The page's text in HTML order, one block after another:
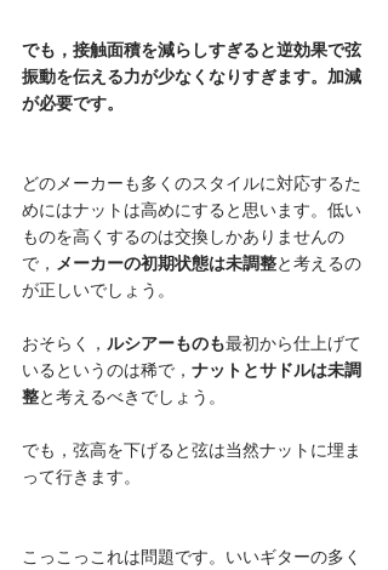
でも，接触面積を減らしすぎると逆効果で弦
振動を伝える力が少なくなりすぎます。加減
が必要です。
どのメーカーも多くのスタイルに対応するた
めにはナットは高めにすると思います。低い
ものを高くするのは交換しかありませんの
で， メーカーの初期状態は未調整と考えるの
が正しいでしょう。
おそらく， ルシアーものも最初から仕上げて
いるというのは稀で， ナットとサドルは未調
整と考えるべきでしょう。
でも，弦高を下げると弦は当然ナットに埋ま
って行きます。
こっこっこれは問題です。いいギターの多く